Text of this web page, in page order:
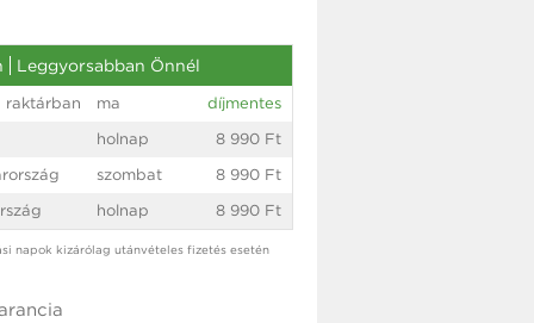
Leggyorsabban Önnél
raktárban ma
díjmentes
holnap
8 990 Ft
szombat
8 990 Ft
holnap 8 990 Ft
napok kizárólag utánvételes fizetés esetén